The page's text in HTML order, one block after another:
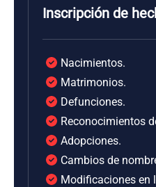
Inscripción de
Nacimientos.
Matrimonios.
Defunciones.
Reconocimientos
Adopciones.
Cambios de
Modificaciones en